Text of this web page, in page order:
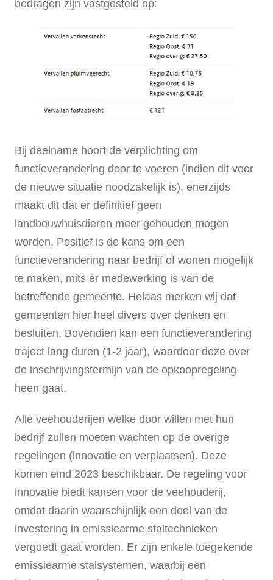
bedragen zijn vastgesteld op:
Bij deelname hoort de verplichting om
functieverandering door te voeren (indien dit voor
de nieuwe situatie noodzakelijk is), enerzijds
maakt dit dat er definitief geen
landbouwhuisdieren meer gehouden mogen
worden. Positief is de kans om een
functieverandering naar bedrijf of wonen mogelijk
te maken, mits er medewerking is van de
betreffende gemeente. Helaas merken wij dat
gemeenten hier heel divers over denken en
besluiten. Bovendien kan een functieverandering
traject lang duren (1-2 jaar), waardoor deze over
de inschrijvingstermijn van de opkoopregeling
heen gaat.
Alle veehouderijen welke door willen met hun
bedrijf zullen moeten wachten op de overige
regelingen (innovatie en verplaatsen). Deze
komen eind 2023 beschikbaar. De regeling voor
innovatie biedt kansen voor de veehouderij,
omdat daarin waarschijnlijk een deel van de
investering in emissiearme staltechnieken
vergoedt gaat worden. Er zijn enkele toegekende
emissiearme stalsystemen, waarbij een